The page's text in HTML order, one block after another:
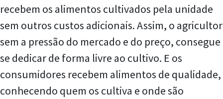
recebem os alimentos cultivados pela unidade
sem outros custos adicionais. Assim, o agricultor
sem a pressão do mercado e do preço, consegue
se dedicar de forma livre ao cultivo. E os
consumidores recebem alimentos de qualidade,
conhecendo quem os cultiva e onde são